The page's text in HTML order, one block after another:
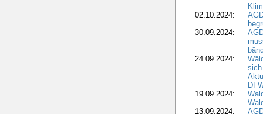
02.10.2024:
30.09.2024:
24.09.2024:
sich
19.09.2024:
13.09.2024: